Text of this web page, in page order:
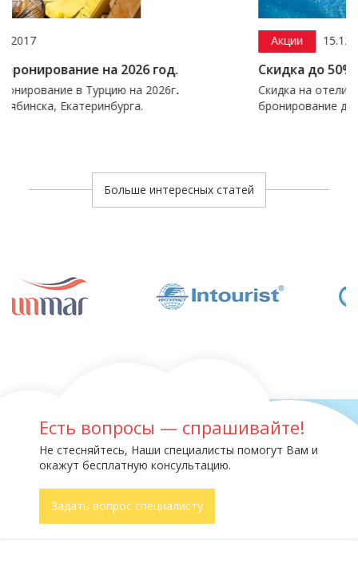
год.
на 2026г.
Скидка до 50% на Турцию
Скидка на отели Турции, России по
бронирование до 50%
Больше интересных статей
Есть вопросы — спрашивайте!
Не стесняйтесь, Наши специалисты помогут Вам и
окажут бесплатную консультацию.
Задать вопрос специалисту